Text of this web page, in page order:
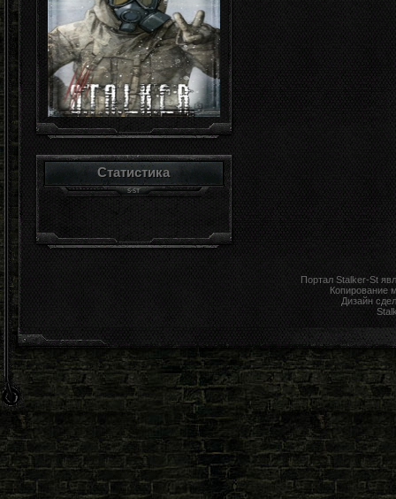
Статистика
Портал Stalker-St
Копирование
Дизайн